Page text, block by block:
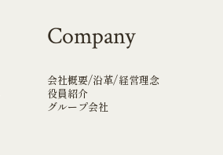
Company
会社概要/沿革/経営理念
役員紹介
グループ会社